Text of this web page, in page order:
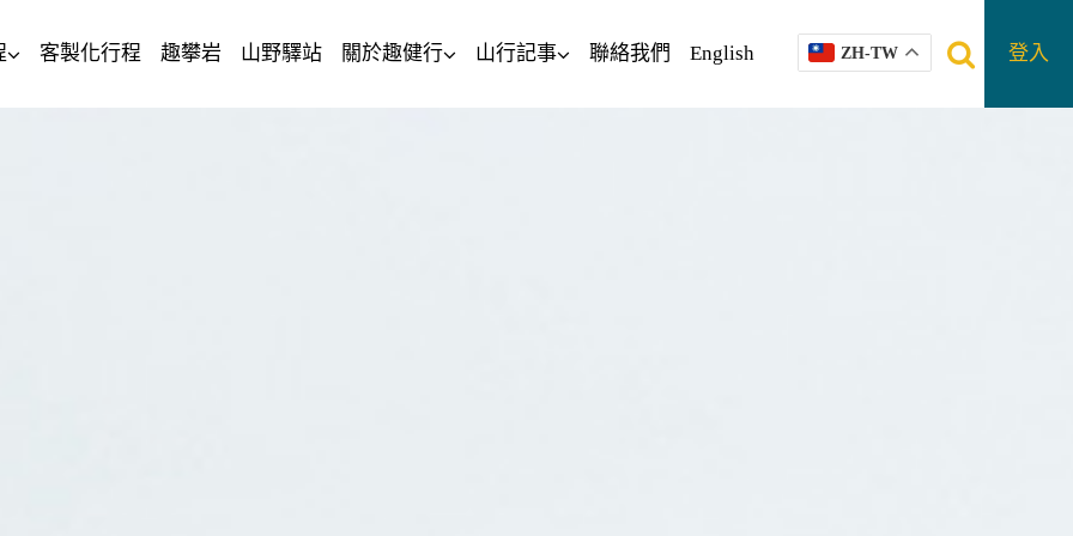
客製化行程 趣攀岩 山野驛站 關於趣健行 山行記事 聯絡我們 English ZH-TW 登入